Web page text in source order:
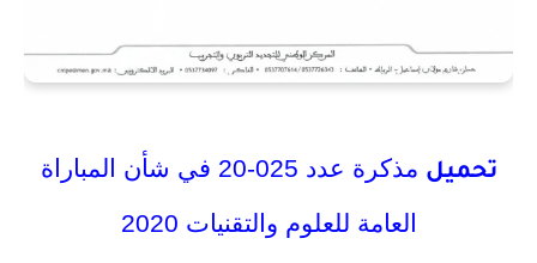
تحميل
مذكرة عدد 025-20 في شأن المباراة
العامة للعلوم والتقنيات 2020